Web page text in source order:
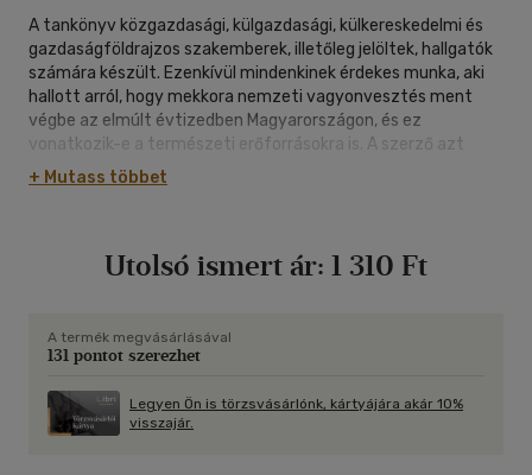
A tankönyv közgazdasági, külgazdasági, külkereskedelmi és
gazdaságföldrajzos szakemberek, illetőleg jelöltek, hallgatók
számára készült. Ezenkívül mindenkinek érdekes munka, aki
hallott arról, hogy mekkora nemzeti vagyonvesztés ment
végbe az elmúlt évtizedben Magyarországon, és ez
vonatkozik-e a természeti erőforrásokra is. A szerző azt
vizsgálja, hogy az 1989-től 2000-ig lezajlott hazai
rendszerváltás milyen változásokat idézett elő természeti
pozíciókat, sőt értéknövekedésük figyelhető meg. Ahhoz,
bekalkulálnunk azt, miként bánik Magyarország természeti
erőforrásaival, illetve a természeti tőke hogyan realizálódik
erőforrás külkereskedelmünk aktív serpenyőjében? - Hogyan
élénkíthető a természeti erőforrások külkereskedelmi hatása
+ Mutass többet
Utolsó ismert ár: 1 310 Ft
A termék megvásárlásával
131 pontot szerezhet
Legyen Ön is törzsvásárlónk, kártyájára akár 10%
visszajár.